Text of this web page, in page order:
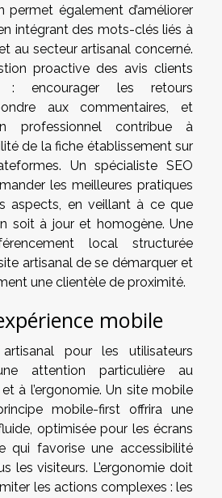
permet également d’améliorer
intégrant des mots-clés liés à
au secteur artisanal concerné.
proactive des avis clients
: encourager les retours
aux commentaires, et
professionnel contribue à
de la fiche établissement sur
Un spécialiste SEO
les meilleures pratiques
aspects, en veillant à ce que
soit à jour et homogène. Une
local structurée
artisanal de se démarquer et
une clientèle de proximité.
mobile
pour les utilisateurs
attention particulière au
à l’ergonomie. Un site mobile
mobile-first offrira une
optimisée pour les écrans
qui favorise une accessibilité
les visiteurs. L’ergonomie doit
les actions complexes : les